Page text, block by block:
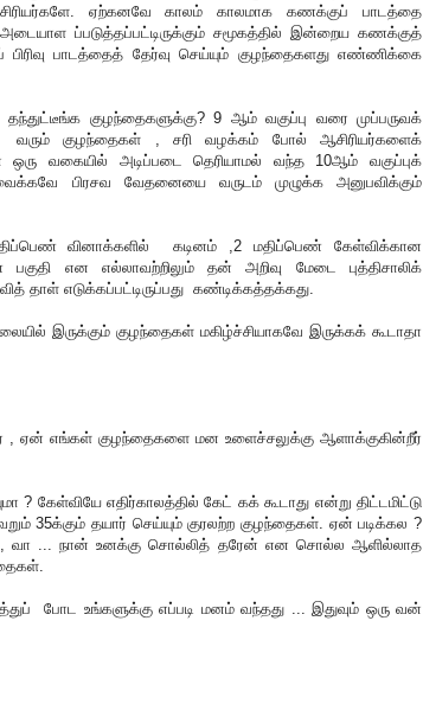
ஏற்கனவே காலம் காலமாக கணக்குப் பாடத்தை
ப்படுத்தப்பட்டிருக்கும் சமூகத்தில் இன்றைய கணக்குத்
பிரிவு பாடத்தைத் தேர்வு செய்யும் குழந்தைகளது எண்ணிக்கை
குழந்தைகளுக்கு? 9 ஆம் வகுப்பு வரை முப்பருவக்
வரும் குழந்தைகள் , சரி வழக்கம் போல் ஆசிரியர்களைக்
ஒரு வகையில் அடிப்படை தெரியாமல் வந்த 10ஆம் வகுப்புக்
பிரசவ வேதனையை வருடம் முழுக்க அனுபவிக்கும்
வினாக்களில் கடினம் ,2 மதிப்பெண் கேள்விக்கான
என எல்லாவற்றிலும் தன் அறிவு மேடை புத்திசாலிக்
தாள் எடுக்கப்பட்டிருப்பது கண்டிக்கத்தக்கது.
இருக்கும் குழந்தைகள் மகிழ்ச்சியாகவே இருக்கக் கூடாதா
, ஏன் எங்கள் குழந்தைகளை மன உளைச்சலுக்கு ஆளாக்குகின்றீர்
? கேள்வியே எதிர்காலத்தில் கேட் கக் கூடாது என்று திட்டமிட்டு
35க்கும் தயார் செய்யும் குரலற்ற குழந்தைகள். ஏன் படிக்கல ?
, வா ... நான் உனக்கு சொல்லித் தரேன் என சொல்ல ஆளில்லாத
போட உங்களுக்கு எப்படி மனம் வந்தது ... இதுவும் ஒரு வன்